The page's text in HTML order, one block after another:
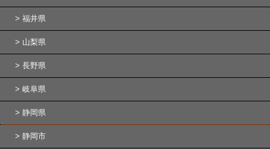
福井県
山梨県
長野県
岐阜県
静岡県
静岡市